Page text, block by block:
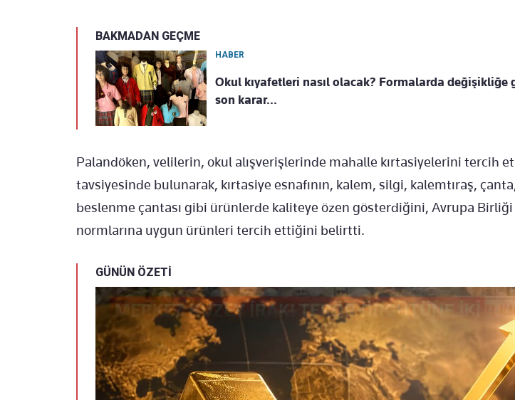
BAKMADAN GEÇME
HABER
Okul kıyafetleri nasıl olacak? Formalarda
son karar...
Palandöken, velilerin, okul alışverişlerinde mahalle kırtasiyelerini tercih
tavsiyesinde bulunarak, kırtasiye esnafının, kalem, silgi, kalemtıraş,
beslenme çantası gibi ürünlerde kaliteye özen gösterdiğini, Avrupa Birliği
normlarına uygun ürünleri tercih ettiğini belirtti.
GÜNÜN ÖZETİ